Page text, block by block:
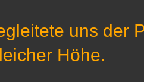
uns der
Höhe.